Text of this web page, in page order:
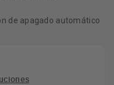
de apagado automático